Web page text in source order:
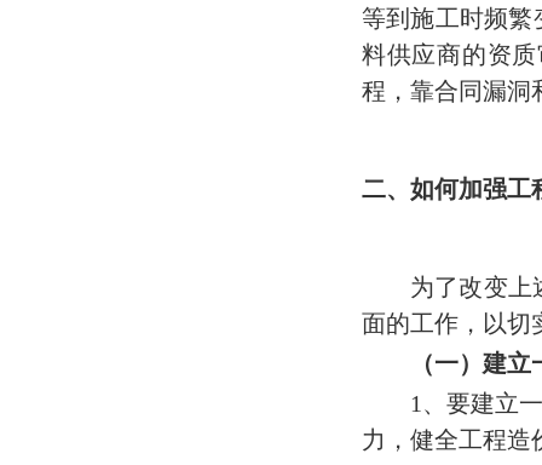
等到施工时频繁
料供应商的资
程，靠合同漏洞
二、如何加强工
为了改变上
面的工作，以切
（一）建
1 、要建立
力，健全工程造